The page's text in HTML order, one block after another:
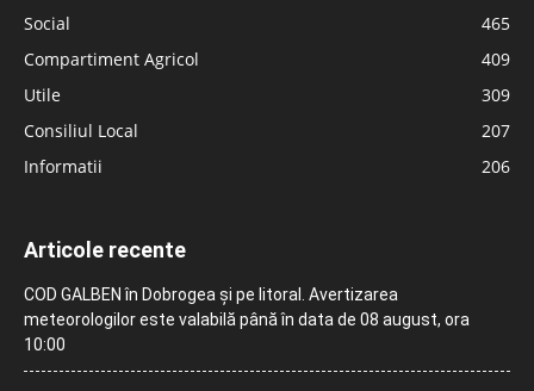
Social
465
Compartiment Agricol
409
Utile
309
Consiliul Local
207
Informatii
206
Articole recente
COD GALBEN în Dobrogea și pe litoral. Avertizarea
meteorologilor este valabilă până în data de 08 august, ora
10:00